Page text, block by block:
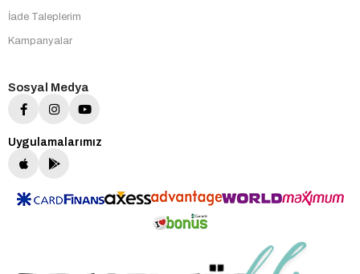
İade Taleplerim
Kampanyalar
Sosyal Medya
Uygulamalarımız